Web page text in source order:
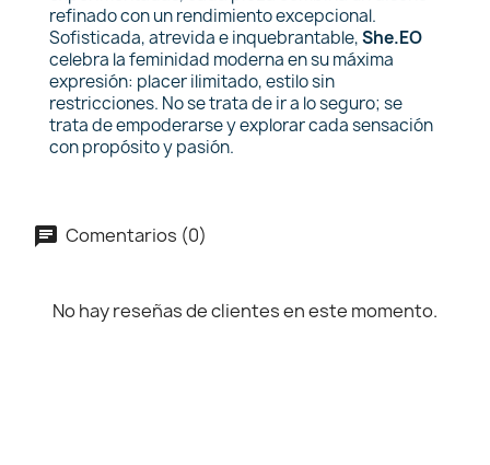
refinado con un rendimiento excepcional.
Sofisticada, atrevida e inquebrantable,She.EO
celebra la feminidad moderna en su máxima
expresión: placer ilimitado, estilo sin
restricciones. No se trata de ir a lo seguro; se
trata de empoderarse y explorar cada sensación
con propósito y pasión.
Comentarios (0)
No hay reseñas de clientes en este momento.